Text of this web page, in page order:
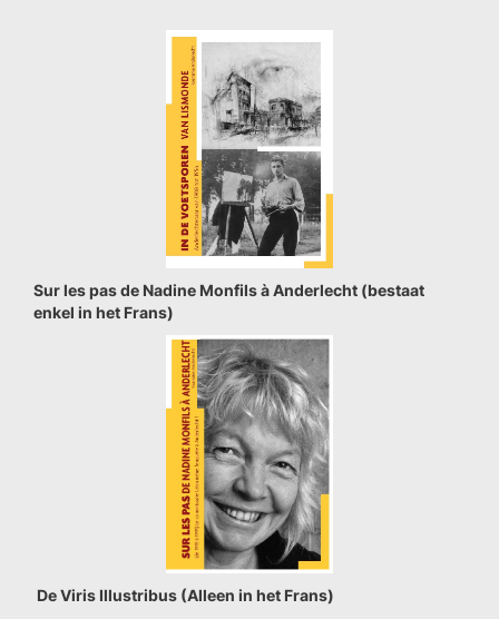
Sur les pas de Nadine Monfils à Anderlecht (bestaat
enkel in het Frans)
De Viris Illustribus (Alleen in het Frans)